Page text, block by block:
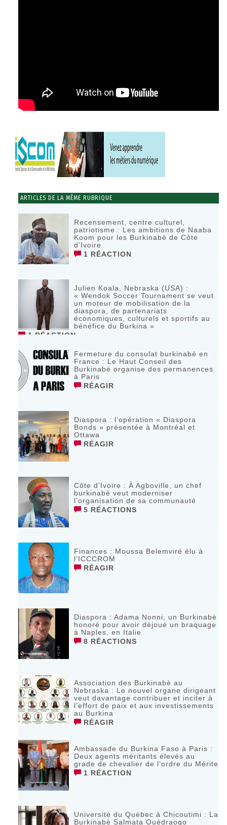
ARTICLES DE LA MÊME RUBRIQUE
Recensement, centre culturel,
patriotisme : Les ambitions de Naaba
Koom pour les Burkinabè de Côte
d’Ivoire
1 RÉACTION
Julien Koala, Nebraska (USA) :
« Wendok Soccer Tournament se veut
un moteur de mobilisation de la
diaspora, de partenariats
économiques, culturels et sportifs au
bénéfice du Burkina »
1 RÉACTION
Fermeture du consulat burkinabè en
France : Le Haut Conseil des
Burkinabé organise des permanences
à Paris
RÉAGIR
Diaspora : l’opération « Diaspora
Bonds » présentée à Montréal et
Ottawa
RÉAGIR
Côte d’Ivoire : À Agboville, un chef
burkinabè veut moderniser
l’organisation de sa communauté
5 RÉACTIONS
Finances : Moussa Belemviré élu à
l’ICCCROM
RÉAGIR
Diaspora : Adama Nonni, un Burkinabè
honoré pour avoir déjoué un braquage
à Naples, en Italie
8 RÉACTIONS
Association des Burkinabè au
Nebraska : Le nouvel organe dirigeant
veut davantage contribuer et inciter à
l’effort de paix et aux investissements
au Burkina
RÉAGIR
Ambassade du Burkina Faso à Paris :
Deux agents méritants élevés au
grade de chevalier de l’ordre du Mérite
1 RÉACTION
Université du Québec à Chicoutimi : La
Burkinabè Salmata Ouédraogo